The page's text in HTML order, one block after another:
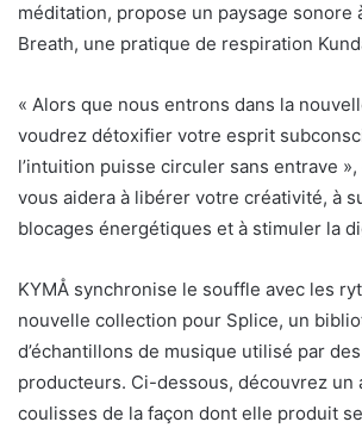
méditation, propose un paysage sonore
Breath, une pratique de respiration
« Alors que nous entrons dans la
voudrez détoxifier votre esprit
l’intuition puisse circuler sans entrave
vous aidera à libérer votre créativité, à
blocages énergétiques et à stimuler la
KYMÅ synchronise le souffle avec les
nouvelle collection pour Splice, un
d’échantillons de musique utilisé par
producteurs. Ci-dessous, découvrez un
coulisses de la façon dont elle produit